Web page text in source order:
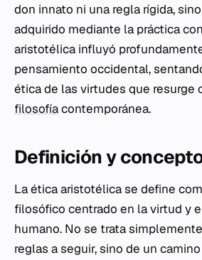
don innato ni una regla rígida,
adquirido mediante la práctica
aristotélica influyó
pensamiento occidental,
ética de las virtudes que resurge
filosofíacontemporánea.
Definición y
La ética aristotélica se define
filosófico centrado en la virtud y
humano. No se trata
reglas a seguir, sino de un